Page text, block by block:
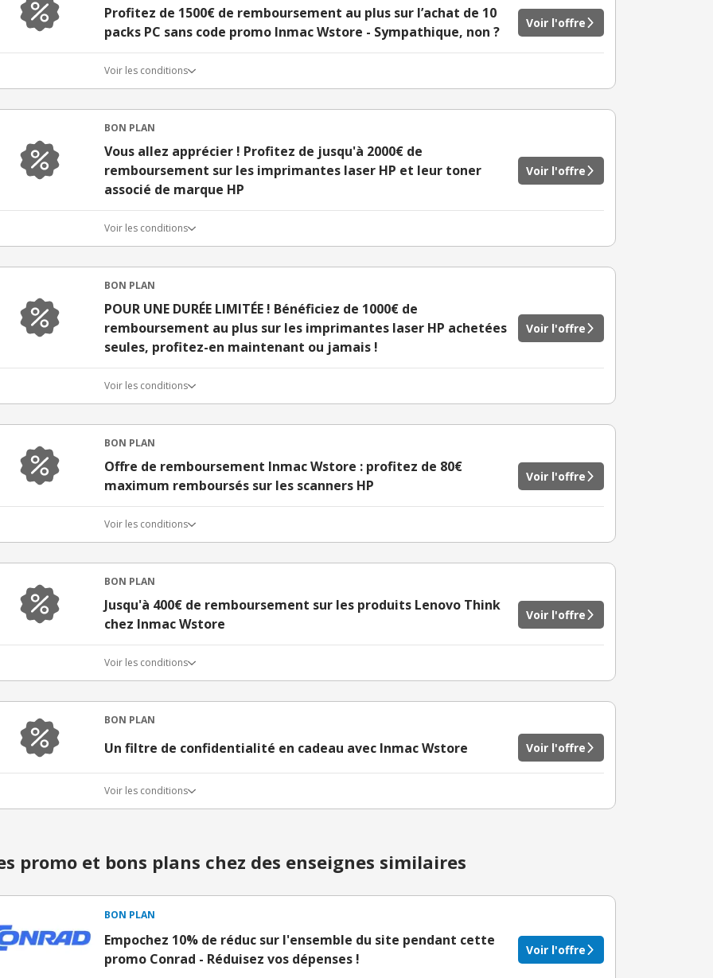
Profitez de 1500€ de remboursement au plus sur l’achat de 10
packs PC sans code promo Inmac Wstore - Sympathique, non ?
Voir l'offre
Voir les conditions
BON PLAN
Vous allez apprécier ! Profitez de jusqu'à 2000€ de
remboursement sur les imprimantes laser HP et leur toner
associé de marque HP
Voir l'offre
Voir les conditions
BON PLAN
POUR UNE DURÉE LIMITÉE ! Bénéficiez de 1000€ de
remboursement au plus sur les imprimantes laser HP achetées
seules, profitez-en maintenant ou jamais !
Voir l'offre
Voir les conditions
BON PLAN
Offre de remboursement Inmac Wstore : profitez de 80€
maximum remboursés sur les scanners HP
Voir l'offre
Voir les conditions
BON PLAN
Jusqu'à 400€ de remboursement sur les produits Lenovo Think
chez Inmac Wstore
Voir l'offre
Voir les conditions
BON PLAN
Un filtre de confidentialité en cadeau avec Inmac Wstore Voir l'offre
Voir les conditions
promo et bons plans chez des enseignes similaires
BON PLAN
Empochez 10% de réduc sur l'ensemble du site pendant cette
promo Conrad - Réduisez vos dépenses !
Voir l'offre